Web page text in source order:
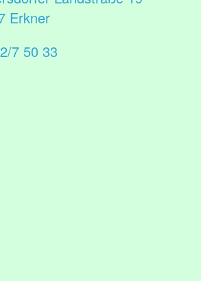
Erkner
7 50 33